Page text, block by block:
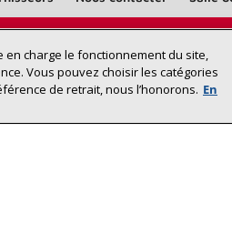
un dépositaire Lennox près
vous
charge le fonctionnement du site,
Vous pouvez choisir les catégories
de retrait, nous l’honorons. En